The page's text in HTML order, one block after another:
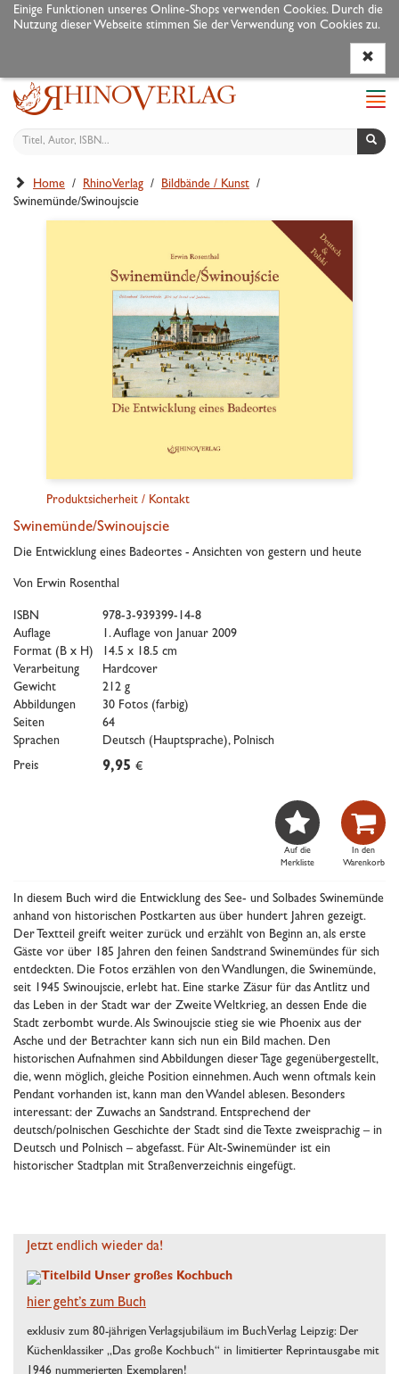
Einige Funktionen unseres Online-Shops verwenden Cookies. Durch die
Nutzung dieser Webseite stimmen Sie der Verwendung von Cookies zu.
Home / RhinoVerlag / Bildbände / Kunst /
Swinemünde/Swinoujscie
Produktsicherheit / Kontakt
Swinemünde/Swinoujscie
Die Entwicklung eines Badeortes - Ansichten von gestern und heute
Von Erwin Rosenthal
ISBN
978-3-939399-14-8
Auflage
1. Auflage von Januar 2009
Format (B x H)
14.5 x 18.5 cm
Verarbeitung
Hardcover
Gewicht
212 g
Abbildungen
30 Fotos (farbig)
Seiten
64
Sprachen
Deutsch (Hauptsprache), Polnisch
Preis
9,95 €

Auf die
Merkliste

In den
Warenkorb
In diesem Buch wird die Entwicklung des See- und Solbades Swinemünde
anhand von historischen Postkarten aus über hundert Jahren gezeigt.
Der Textteil greift weiter zurück und erzählt von Beginn an, als erste
Gäste vor über 185 Jahren den feinen Sandstrand Swinemündes für sich
entdeckten. Die Fotos erzählen von den Wandlungen, die Swinemünde,
seit 1945 Swinoujscie, erlebt hat. Eine starke Zäsur für das Antlitz und
das Leben in der Stadt war der Zweite Weltkrieg, an dessen Ende die
Stadt zerbombt wurde. Als Swinoujscie stieg sie wie Phoenix aus der
Asche und der Betrachter kann sich nun ein Bild machen. Den
historischen Aufnahmen sind Abbildungen dieser Tage gegenübergestellt,
die, wenn möglich, gleiche Position einnehmen. Auch wenn oftmals kein
Pendant vorhanden ist, kann man den Wandel ablesen. Besonders
interessant: der Zuwachs an Sandstrand. Entsprechend der
deutsch/polnischen Geschichte der Stadt sind die Texte zweisprachig – in
Deutsch und Polnisch – abgefasst. Für Alt-Swinemünder ist ein
historischer Stadtplan mit Straßenverzeichnis eingefügt.
Jetzt endlich wieder da!
hier geht’s zum Buch
exklusiv zum 80-jährigen Verlagsjubiläum im BuchVerlag Leipzig: Der
Küchenklassiker „Das große Kochbuch“ in limitierter Reprintausgabe mit